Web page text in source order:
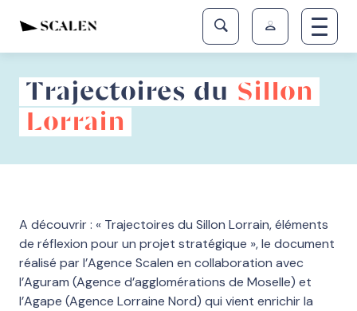
Trajectoires du Sillon
Lorrain
A découvrir : « Trajectoires du Sillon Lorrain, éléments
de réflexion pour un projet stratégique », le document
réalisé par l’Agence Scalen en collaboration avec
l’Aguram (Agence d’agglomérations de Moselle) et
l’Agape (Agence Lorraine Nord) qui vient enrichir la